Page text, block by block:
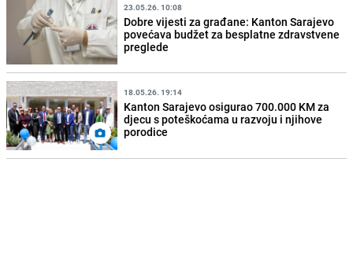
23.05.26. 10:08
Dobre vijesti za građane: Kanton Sarajevo
povećava budžet za besplatne zdravstvene
preglede
18.05.26. 19:14
Kanton Sarajevo osigurao 700.000 KM za
djecu s poteškoćama u razvoju i njihove
porodice